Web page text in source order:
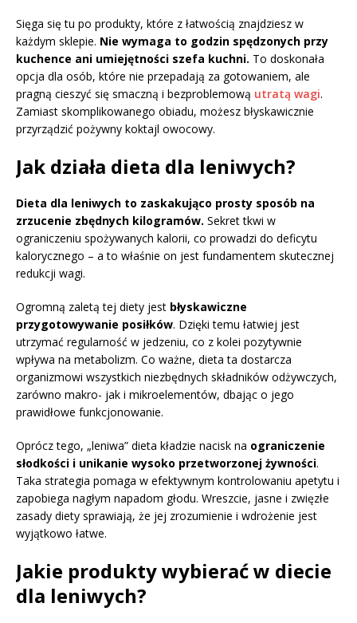
Sięga się tu po produkty, które z łatwością znajdziesz w
każdym sklepie. Nie wymaga to godzin spędzonych przy
kuchence ani umiejętności szefa kuchni. To doskonała
opcja dla osób, które nie przepadają za gotowaniem, ale
pragną cieszyć się smaczną i bezproblemową utratą wagi.
Zamiast skomplikowanego obiadu, możesz błyskawicznie
przyrządzić pożywny koktajl owocowy.
Jak działa dieta dla leniwych?
Dieta dla leniwych to zaskakująco prosty sposób na
zrzucenie zbędnych kilogramów. Sekret tkwi w
ograniczeniu spożywanych kalorii, co prowadzi do deficytu
kalorycznego – a to właśnie on jest fundamentem skutecznej
redukcji wagi.
Ogromną zaletą tej diety jest błyskawiczne
przygotowywanie posiłków. Dzięki temu łatwiej jest
utrzymać regularność w jedzeniu, co z kolei pozytywnie
wpływa na metabolizm. Co ważne, dieta ta dostarcza
organizmowi wszystkich niezbędnych składników odżywczych,
zarówno makro- jak i mikroelementów, dbając o jego
prawidłowe funkcjonowanie.
Oprócz tego, „leniwa” dieta kładzie nacisk na ograniczenie
słodkości i unikanie wysoko przetworzonej żywności.
Taka strategia pomaga w efektywnym kontrolowaniu apetytu i
zapobiega nagłym napadom głodu. Wreszcie, jasne i zwięzłe
zasady diety sprawiają, że jej zrozumienie i wdrożenie jest
wyjątkowo łatwe.
Jakie produkty wybierać w diecie
dla leniwych?